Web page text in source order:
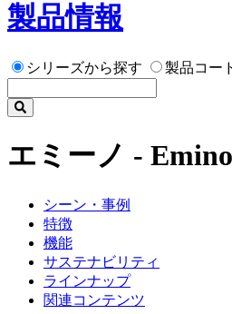
製品情報
シリーズから探す 製品コー
エミーノ - Emino
シーン・事例
特徴
機能
サステナビリティ
ラインナップ
関連コンテンツ